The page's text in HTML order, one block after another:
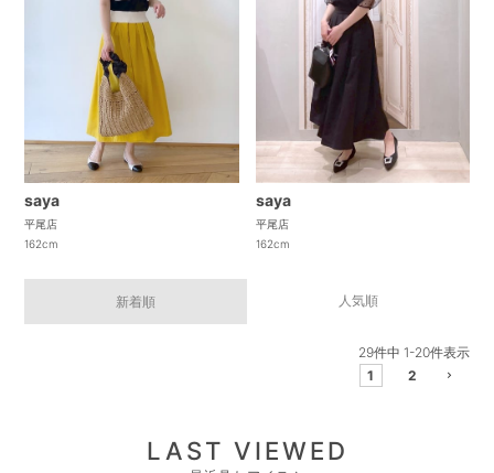
saya
平尾店
162cm
saya
平尾店
162cm
新着順 人気順
29件中 1-20件表示
1
2
LAST VIEWED